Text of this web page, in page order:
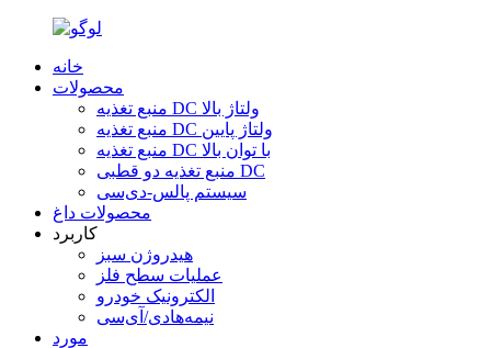
خانه
محصولات
منبع تغذیه DC ولتاژ بالا
منبع تغذیه DC ولتاژ پایین
منبع تغذیه DC با توان بالا
منبع تغذیه دو قطبی DC
سیستم پالس-دی‌سی
محصولات داغ
کاربرد
هیدروژن سبز
عملیات سطح فلز
الکترونیک خودرو
نیمه‌هادی/آی‌سی
مورد